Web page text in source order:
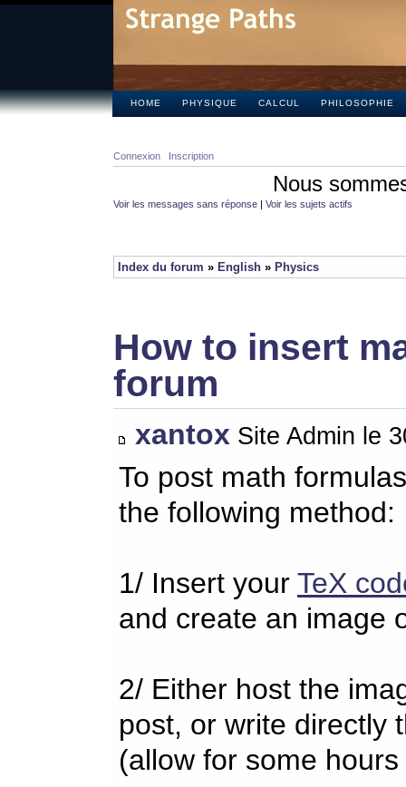
HOME PHYSIQUE CALCUL PHILOSOPHIE
Connexion Inscription
Nous
Voir les messages sans réponse | Voir les sujets actifs
Index du forum » English » Physics
How to insert
forum
xantox Site Admin le
To post math
the following method:
1/ Insert your TeX
and create an image
2/ Either host the
post, or write directly
(allow for some